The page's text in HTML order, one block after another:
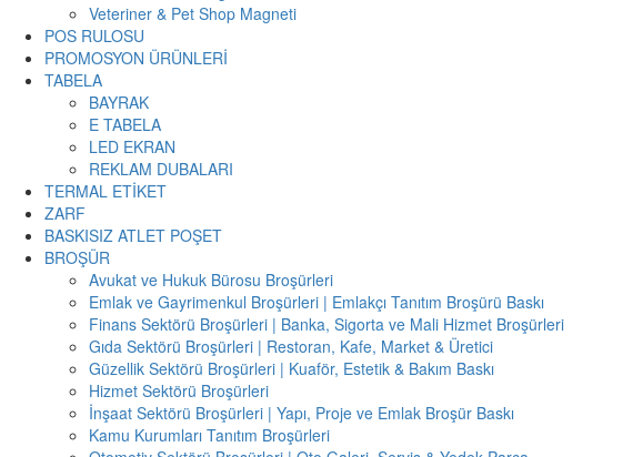
Veteriner & Pet Shop Magneti
POS RULOSU
PROMOSYON ÜRÜNLERİ
TABELA
BAYRAK
E TABELA
LED EKRAN
REKLAM DUBALARI
TERMAL ETİKET
ZARF
BASKISIZ ATLET POŞET
BROŞÜR
Avukat ve Hukuk Bürosu Broşürleri
Emlak ve Gayrimenkul Broşürleri | Emlakçı Tanıtım Broşürü Baskı
Finans Sektörü Broşürleri | Banka, Sigorta ve Mali Hizmet Broşürleri
Gıda Sektörü Broşürleri | Restoran, Kafe, Market & Üretici
Güzellik Sektörü Broşürleri | Kuaför, Estetik & Bakım Baskı
Hizmet Sektörü Broşürleri
İnşaat Sektörü Broşürleri | Yapı, Proje ve Emlak Broşür Baskı
Kamu Kurumları Tanıtım Broşürleri